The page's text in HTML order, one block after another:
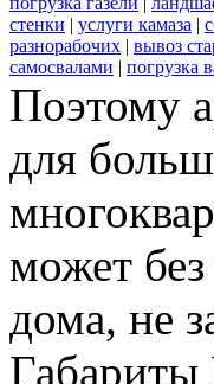
стенки | услуги камаза |
разнорабочих | вывоз
самосвалами | погрузка
Поэтому
для
может
дома, не
Габариты